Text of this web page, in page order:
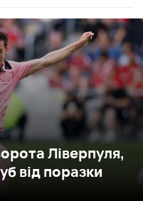
Ліверпуля,
від поразки